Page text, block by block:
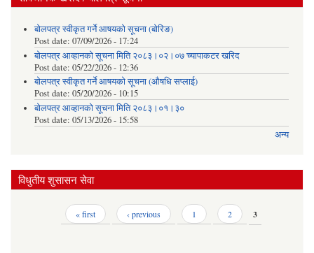
बोलपत्र स्वीकृत गर्ने आषयको सूचना (बोरिङ)
Post date: 07/09/2026 - 17:24
बोलपत्र आव्हानको सूचना मिति २०८३।०२।०७ च्यापाकटर खरिद
Post date: 05/22/2026 - 12:36
बोलपत्र स्वीकृत गर्ने आषयको सूचना (औषधि सप्लाई)
Post date: 05/20/2026 - 10:15
बोलपत्र आव्हानको सूचना मिति २०८३।०१।३०
Post date: 05/13/2026 - 15:58
अन्य
विधुतीय शुसासन सेवा
« first ‹ previous 1 2 3